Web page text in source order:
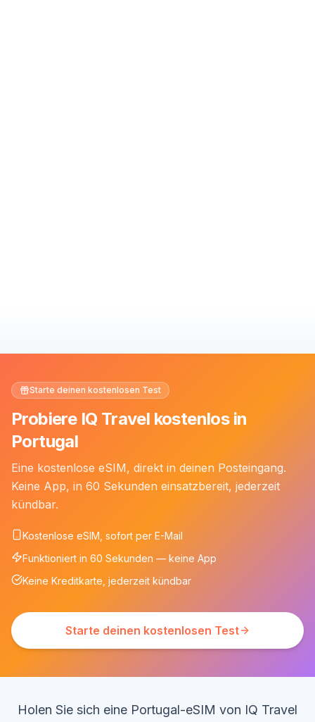
Starte deinen kostenlosen Test
Probiere IQ Travel kostenlos in
Portugal
Eine kostenlose eSIM, direkt in deinen Posteingang.
Keine App, in 60 Sekunden einsatzbereit, jederzeit
kündbar.
Kostenlose eSIM, sofort per E-Mail
Funktioniert in 60 Sekunden — keine App
Keine Kreditkarte, jederzeit kündbar
Starte deinen kostenlosen Test
Holen Sie sich eine Portugal-eSIM von IQ Travel